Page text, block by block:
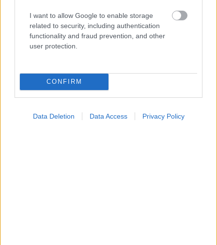
I want to allow Google to enable storage
related to security, including authentication
functionality and fraud prevention, and other
user protection.
CONFIRM
Data Deletion Data Access Privacy Policy
Τραγανά και υγιεινά σνακ αντί για πατατάκια